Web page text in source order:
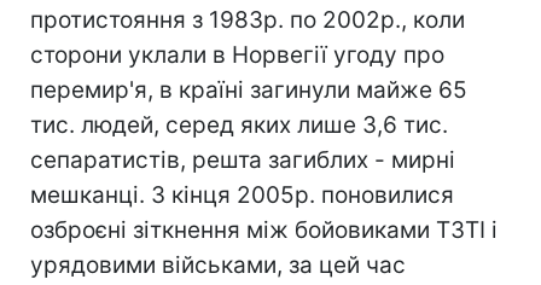
протистояння з 1983р. по 2002р., коли
сторони уклали в Норвегії угоду про
перемир'я, в країні загинули майже 65
тис. людей, серед яких лише 3,6 тис.
сепаратистів, решта загиблих - мирні
мешканці. З кінця 2005р. поновилися
озброєні зіткнення між бойовиками ТЗТІ і
урядовими військами, за цей час